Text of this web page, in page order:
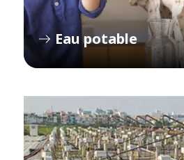
Eau potable